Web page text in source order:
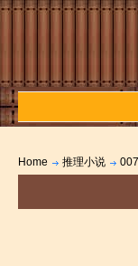
Home 推理小说